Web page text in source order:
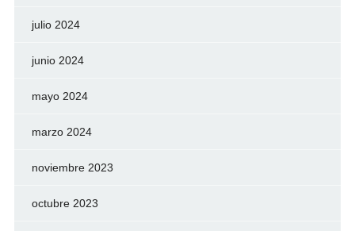
julio 2024
junio 2024
mayo 2024
marzo 2024
noviembre 2023
octubre 2023